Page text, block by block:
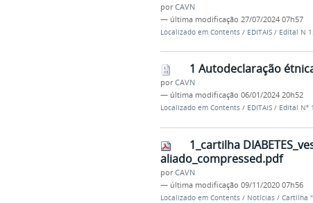
porCAVN
— última modificação 27/07/2024 07h57
Localizado em Contents / EDITAIS / Edital N
1 Autodeclaração
porCAVN
— última modificação 06/01/2024 20h52
Localizado em Contents / EDITAIS / Edital Nº
1_cartilha
aliado_compressed.pdf
porCAVN
— última modificação 09/11/2020 07h56
Localizado em Contents / Notícias / Cartilha